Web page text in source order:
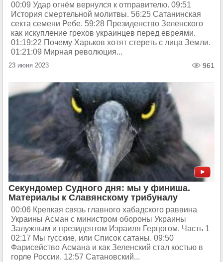
00:09 Удар огнём вернулся к отправителю. 09:51
История смертельной молитвы. 56:25 Сатанинская
секта семени Ребе. 59:28 Президенство Зеленского
как искупление грехов украинцев перед евреями.
01:19:22 Почему Харьков хотят стереть с лица Земли.
01:21:09 Мирная революция...
23 июня 2023 961
Секундомер Судного дня: мы у финиша.
Материалы к Славянскому трибуналу
00:06 Крепкая связь главного хабадского раввина
Украины Асман с министром обороны Украины
Залужным и президентом Израиля Герцогом. Часть 1
02:17 Мы гусские, или Список сатаны. 09:50
Фарисейство Асмана и как Зеленский стал костью в
горле России. 12:57 Сатановский...